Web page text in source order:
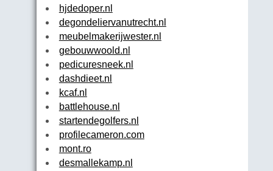
hjdedoper.nl
degondeliervanutrecht.nl
meubelmakerijwester.nl
gebouwwoold.nl
pedicuresneek.nl
dashdieet.nl
kcaf.nl
battlehouse.nl
startendegolfers.nl
profilecameron.com
mont.ro
desmallekamp.nl